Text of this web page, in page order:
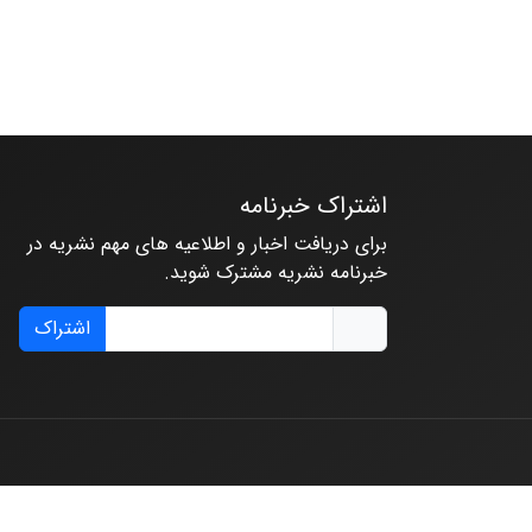
اشتراک خبرنامه
برای دریافت اخبار و اطلاعیه های مهم نشریه در
خبرنامه نشریه مشترک شوید.
اشتراک